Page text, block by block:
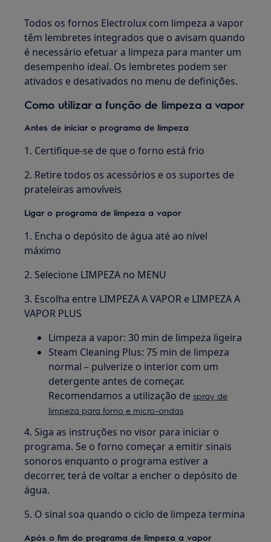
Todos os fornos Electrolux com limpeza a vapor
têm lembretes integrados que o avisam quando
é necessário efetuar a limpeza para manter um
desempenho ideal. Os lembretes podem ser
ativados e desativados no menu de definições.
Como utilizar a função de limpeza a vapor
Antes de iniciar o programa de limpeza
1. Certifique-se de que o forno está frio
2. Retire todos os acessórios e os suportes de
prateleiras amovíveis
Ligar o programa de limpeza a vapor
1. Encha o depósito de água até ao nível
máximo
2. Selecione LIMPEZA no MENU
3. Escolha entre LIMPEZA A VAPOR e LIMPEZA A
VAPOR PLUS
Limpeza a vapor: 30 min de limpeza ligeira
Steam Cleaning Plus: 75 min de limpeza
normal – pulverize o interior com um
detergente antes de começar.
Recomendamos a utilização despray de
limpeza para forno e micro-ondas
4. Siga as instruções no visor para iniciar o
programa. Se o forno começar a emitir sinais
sonoros enquanto o programa estiver a
decorrer, terá de voltar a encher o depósito de
água.
5. O sinal soa quando o ciclo de limpeza termina
Após o fim do programa de limpeza a vapor